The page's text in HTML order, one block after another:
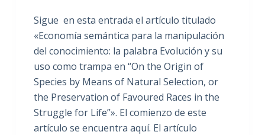
Sigue en esta entrada el artículo titulado
«Economía semántica para la manipulación
del conocimiento: la palabra Evolución y su
uso como trampa en “On the Origin of
Species by Means of Natural Selection, or
the Preservation of Favoured Races in the
Struggle for Life”». El comienzo de este
artículo se encuentra aquí. El artículo